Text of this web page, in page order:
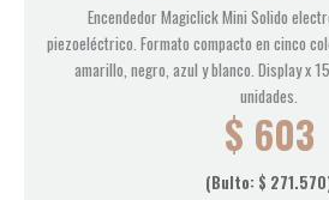
Encendedor Magiclick Mini Solido
piezoeléctrico. Formato compacto en cinco
amarillo, negro, azul y blanco. Display x
unidades.
$ 603
(Bulto: $ 271.570